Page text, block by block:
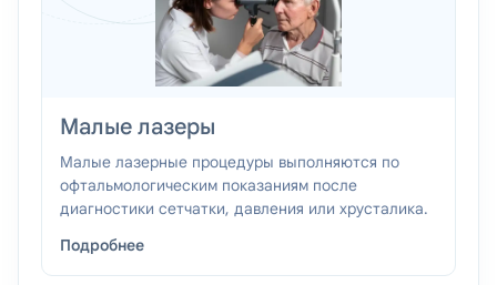
Малые лазеры
Малые лазерные процедуры выполняются по
офтальмологическим показаниям после
диагностики сетчатки, давления или хрусталика.
Подробнее